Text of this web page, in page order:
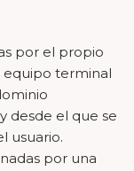
por el propio
equipo terminal
desde el que se
usuario.
por una